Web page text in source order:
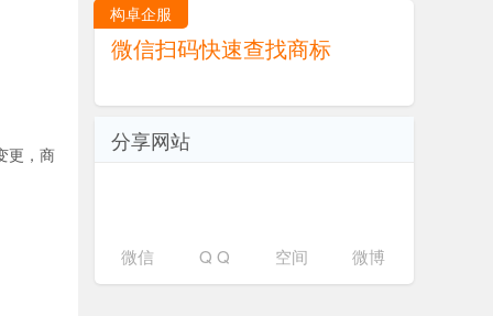
更，商
构卓企服
微信扫码快速查找商标
分享网站
微信 Q Q 空间 微博